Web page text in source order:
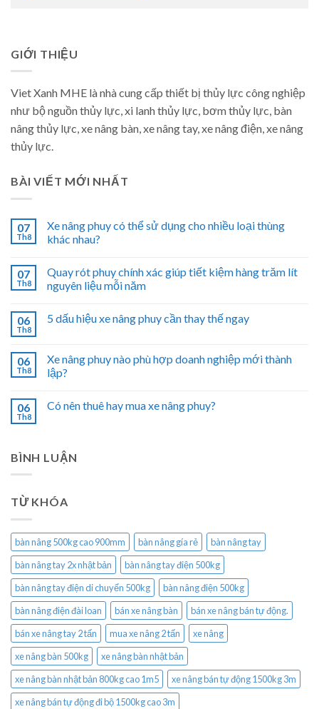
GIỚI THIỆU
Viet Xanh MHE là nhà cung cấp thiết bị thủy lực công nghiệp
như bộ nguồn thủy lực, xi lanh thủy lực, bơm thủy lực, bàn
nâng thủy lực, xe nâng bàn, xe nâng tay, xe nâng điện, xe nâng
thủy lực.
BÀI VIẾT MỚI NHẤT
07
Th8
Xe nâng phuy có thể sử dụng cho nhiều loại thùng
khác nhau?
07
Th8
Quay rót phuy chính xác giúp tiết kiệm hàng trăm lít
nguyên liệu mỗi năm
06
Th8
5 dấu hiệu xe nâng phuy cần thay thế ngay
06
Th8
Xe nâng phuy nào phù hợp doanh nghiệp mới thành
lập?
06
Th8
Có nên thuê hay mua xe nâng phuy?
BÌNH LUẬN
TỪ KHÓA
bàn nâng 500kg cao 900mm bàn nâng gía rẻ
bàn nâng tay
bàn nâng tay 2x nhật bản
bàn nâng tay điện 500kg
bàn nâng tay điện di chuyển 500kg
bàn nâng điện 500kg
bàn nâng điện đài loan
bán xe nâng bàn
bán xe nâng bán tự động.
bán xe nâng tay 2 tấn
mua xe nâng 2 tấn
xe nâng
xe nâng bàn 500kg
xe nâng bàn nhật bản
xe nâng bàn nhật bản 800kg cao 1m5
xe nâng bán tự động 1500kg 3m
xe nâng bán tự động đi bộ 1500kg cao 3m